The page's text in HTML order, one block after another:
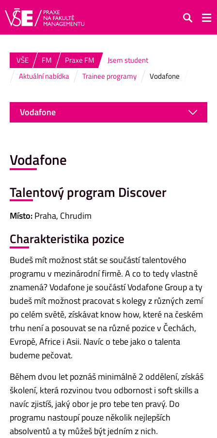
Hledat
VŠE FM Praxe FM
Jsem student
Aktuální nabídka
Trainee programy Vodafone
Vodafone
Talentový program Discover
Místo:Praha, Chrudim
Charakteristika pozice
Budeš mít možnost stát se součástí talentového
programu v mezinárodní firmě. A co to tedy vlastně
znamená? Vodafone je součástí Vodafone Group a ty
budeš mít možnost pracovat s kolegy z různých zemí
po celém světě, získávat know how, které na českém
trhu není a posouvat se na různé pozice v Čechách,
Evropě, Africe i Asii. Navíc o tebe jako o talenta
budeme pečovat.
Během dvou let poznáš minimálně 2 oddělení, získáš
školení, která rozvinou tvou odbornost i soft skills a
navíc zjistíš, jaký obor je pro tebe ten pravý. Do
programu nastoupí pouze několik nejlepších
absolventů a ty můžeš být jedním z nich.
Vodafone